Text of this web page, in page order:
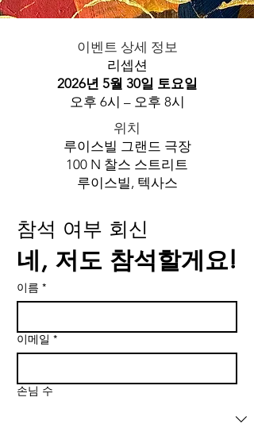
이벤트 상세 정보
리셉션
2026년 5월 30일 토요일
오후 6시 – 오후 8시
위치
루이스빌 그랜드 극장
100 N 찰스 스트리트
루이스빌, 텍사스
참석 여부 회신
네, 저도 참석할게요!
이름 *
이메일 *
손님 수